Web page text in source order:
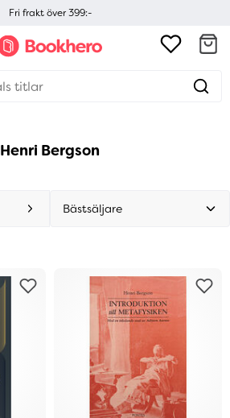
Fri frakt över 399:-
Henri Bergson